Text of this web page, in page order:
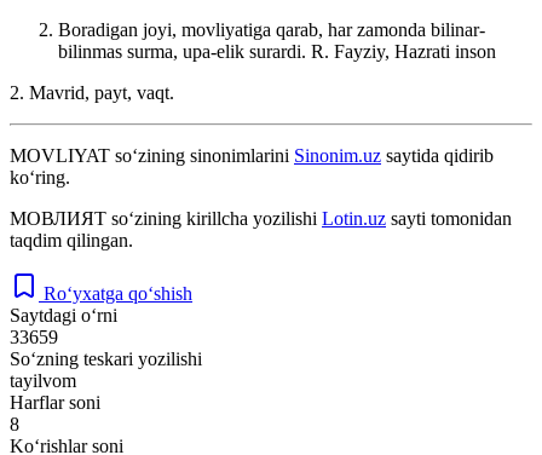
Boradigan joyi, movliyatiga qarab, har zamonda bilinar-
bilinmas surma, upa-elik surardi. R. Fayziy, Hazrati inson
2. Mavrid, payt, vaqt.
MOVLIYAT so‘zining sinonimlarini Sinonim.uz saytida qidirib
ko‘ring.
МОВЛИЯТ so‘zining kirillcha yozilishi Lotin.uz sayti tomonidan
taqdim qilingan.
Ro‘yxatga qo‘shish
Saytdagi o‘rni
33659
So‘zning teskari yozilishi
tayilvom
Harflar soni
8
Ko‘rishlar soni